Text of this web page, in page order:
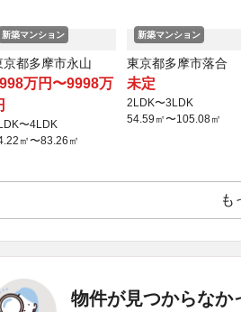
新築マンション
京都多摩市永山
万円〜9998万
〜4LDK
㎡〜83.26㎡
新築マンション
東京都多摩市落合
未定
2LDK〜3LDK
54.59㎡〜105.08㎡
も
物件が見つからなか